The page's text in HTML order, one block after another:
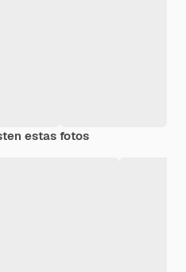
estas fotos